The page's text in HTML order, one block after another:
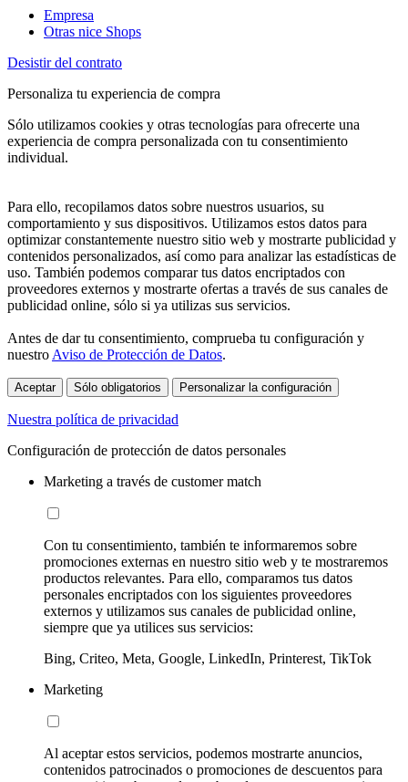
Empresa
Otras nice Shops
Desistir del contrato
Personaliza tu experiencia de compra
Sólo utilizamos cookies y otras tecnologías para ofrecerte una
experiencia de compra personalizada con tu consentimiento
individual.
Para ello, recopilamos datos sobre nuestros usuarios, su
comportamiento y sus dispositivos. Utilizamos estos datos para
optimizar constantemente nuestro sitio web y mostrarte publicidad y
contenidos personalizados, así como para analizar las estadísticas de
uso. También podemos comparar tus datos encriptados con
proveedores externos y mostrarte ofertas a través de sus canales de
publicidad online, sólo si ya utilizas sus servicios.
Antes de dar tu consentimiento, comprueba tu configuración y
nuestro Aviso de Protección de Datos.
Aceptar Sólo obligatorios Personalizar la configuración
Nuestra política de privacidad
Configuración de protección de datos personales
Marketing a través de customer match
Con tu consentimiento, también te informaremos sobre
promociones externas en nuestro sitio web y te mostraremos
productos relevantes. Para ello, comparamos tus datos
personales encriptados con los siguientes proveedores
externos y utilizamos sus canales de publicidad online,
siempre que ya utilices sus servicios:
Bing, Criteo, Meta, Google, LinkedIn, Printerest, TikTok
Marketing
Al aceptar estos servicios, podemos mostrarte anuncios,
contenidos patrocinados o promociones de descuentos para